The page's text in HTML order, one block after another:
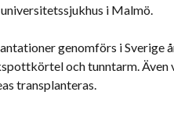
i Malmö.
genomförs i Sverige
och tunntarm.
transplanteras.